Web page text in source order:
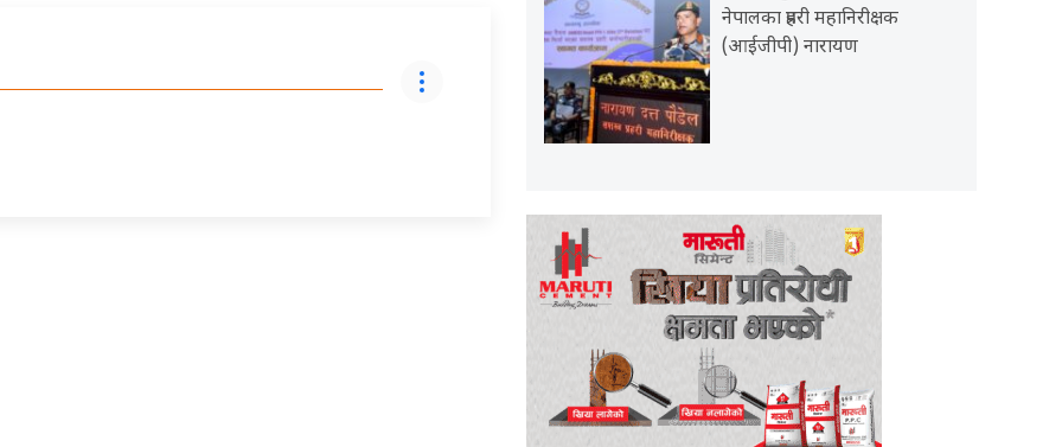
नेपालका प्रहरी महानिरीक्षक
(आईजीपी) नारायण